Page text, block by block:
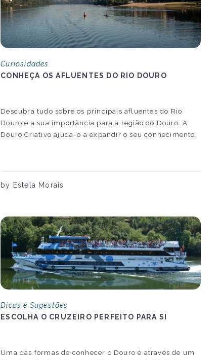
Curiosidades
CONHEÇA OS AFLUENTES DO RIO DOURO
Descubra tudo sobre os principais afluentes do Rio
Douro e a sua importância para a região do Douro. A
Douro Criativo ajuda-o a expandir o seu conhecimento.
by Estela Morais
Dicas e Sugestões
ESCOLHA O CRUZEIRO PERFEITO PARA SI
Uma das formas de conhecer o Douro é através de um